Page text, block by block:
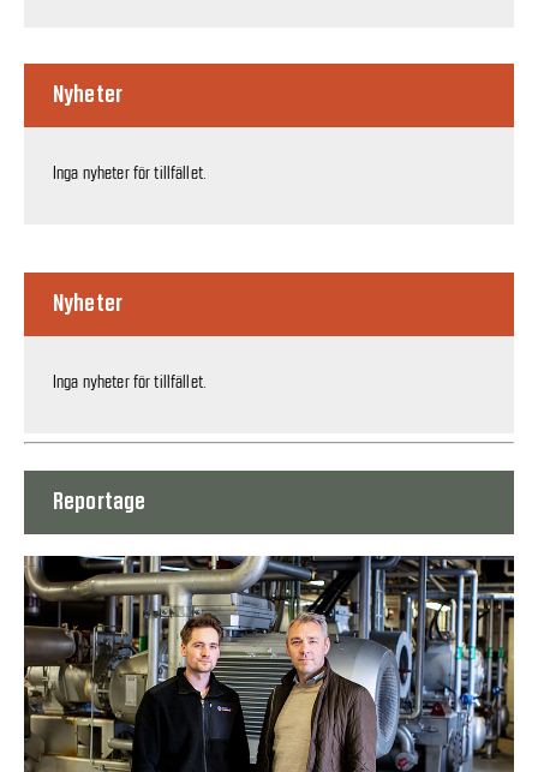
Nyheter
Inga nyheter för tillfället.
Nyheter
Inga nyheter för tillfället.
Reportage